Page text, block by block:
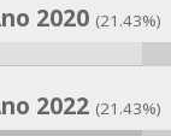
2020 (21.43%)
2022 (21.43%)